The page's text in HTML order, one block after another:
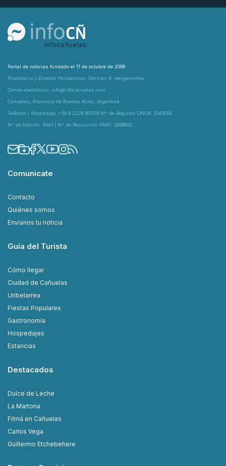
Portal de noticias fundado el 11 de octubre de 2006
Propietario y Director Periodístico: Germán R. Hergenrether
Correo electrónico: info@infocanuelas.com
Cañuelas, Provincia de Buenos Aires, Argentina
Teléfono / Whatsapp: +54 9 2226 601319 N° de Registro DNDA: 5343054
N° de Edición: 6043 | N° de Resolución RNPI: 2699932
Comunicate
Contacto
Quiénes somos
Envianos tu noticia
Guía del Turista
Cómo llegar
Ciudad de Cañuelas
Uribelarrea
Fiestas Populares
Gastronomía
Hospedajes
Estancias
Destacados
Dulce de Leche
La Martona
Filmá en Cañuelas
Carlos Vega
Guillermo Etchebehere